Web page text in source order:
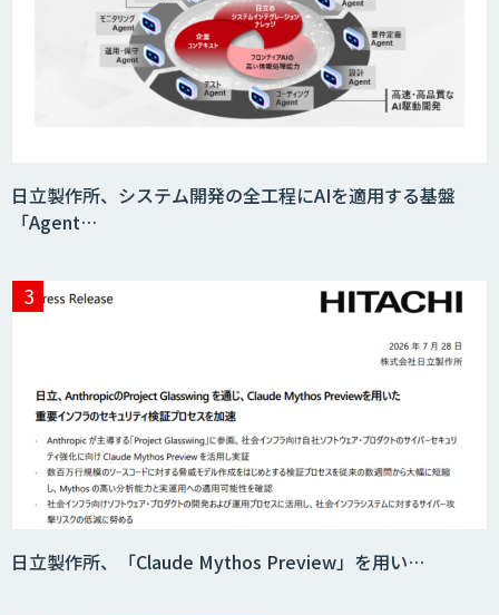
JOINT AI Flow byGMO
Acompany セキュアチャット
AI価格調査ツールSmapra
secondz Agentsense
日立製作所、システム開発の全工程にAIを適用する基盤
「Agent…
日立製作所、「Claude Mythos Preview」を用い…